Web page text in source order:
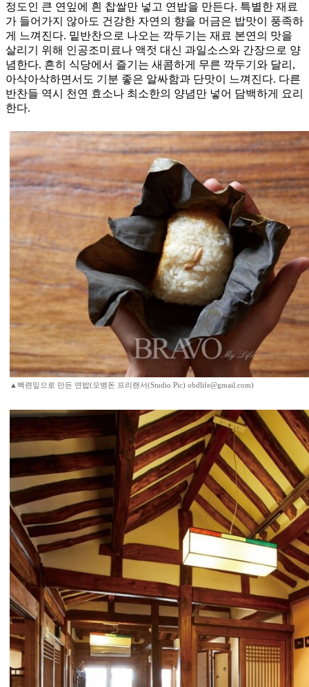
정도인 큰 연잎에 흰 찹쌀만 넣고 연밥을 만든다. 특별한 재료
가 들어가지 않아도 건강한 자연의 향을 머금은 밥맛이 풍족하
게 느껴진다. 밑반찬으로 나오는 깍두기는 재료 본연의 맛을
살리기 위해 인공조미료나 액젓 대신 과일소스와 간장으로 양
념한다. 흔히 식당에서 즐기는 새콤하게 무른 깍두기와 달리,
아삭아삭하면서도 기분 좋은 알싸함과 단맛이 느껴진다. 다른
반찬들 역시 천연 효소나 최소한의 양념만 넣어 담백하게 요리
한다.
▲백련잎으로 만든 연밥(오병돈 프리랜서(Studio Pic) obdlife@gmail.com)